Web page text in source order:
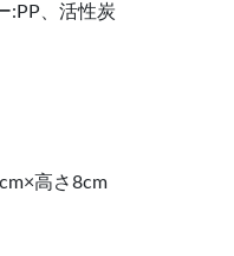
:PP、活性炭
高さ8cm